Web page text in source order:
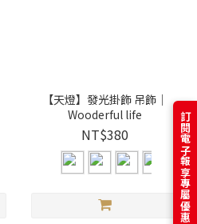
【天燈】發光掛飾 吊飾｜
Wooderful life
NT$380 訂閱電子報享專屬優惠